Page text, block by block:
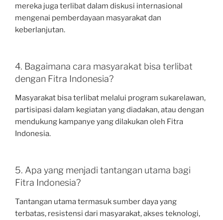
mereka juga terlibat dalam diskusi internasional
mengenai pemberdayaan masyarakat dan
keberlanjutan.
4. Bagaimana cara masyarakat bisa terlibat
dengan Fitra Indonesia?
Masyarakat bisa terlibat melalui program sukarelawan,
partisipasi dalam kegiatan yang diadakan, atau dengan
mendukung kampanye yang dilakukan oleh Fitra
Indonesia.
5. Apa yang menjadi tantangan utama bagi
Fitra Indonesia?
Tantangan utama termasuk sumber daya yang
terbatas, resistensi dari masyarakat, akses teknologi,